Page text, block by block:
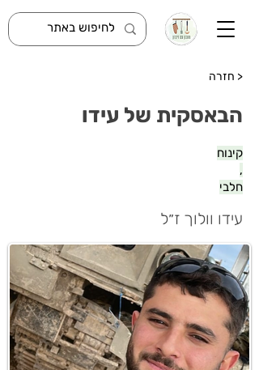
< חזרה
הבאסקית של עידו
קינוח
,
חלבי
עידו וולוך ז״ל